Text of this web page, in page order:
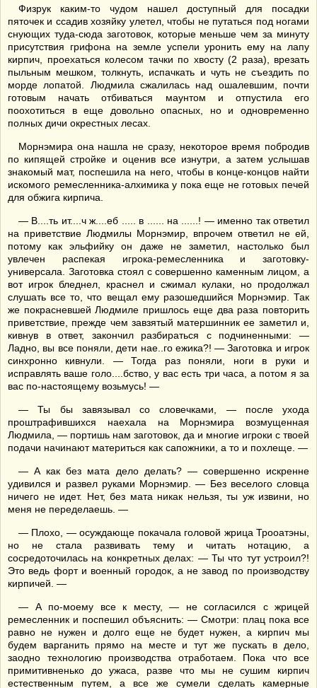
Физрук каким-то чудом нашел доступный для посадки
пяточек и ссадив хозяйку улетел, чтобы не путаться под ногами
снующих туда-сюда заготовок, которые меньше чем за минуту
присутствия грифона на земле успели уронить ему на лапу
кирпич, проехаться колесом тачки по хвосту (2 раза), врезать
пыльным мешком, толкнуть, испачкать и чуть не съездить по
морде лопатой. Людмила сжалилась над ошалевшим, почти
готовым начать отбиваться маунтом и отпустила его
поохотиться в еще довольно опасных, но и одновременно
полных дичи окрестных лесах.
Морнэмира она нашла не сразу, некоторое время побродив
по кипящей стройке и оценив все изнутри, а затем услышав
знакомый мат, поспешила на него, чтобы в конце-концов найти
искомого ремесленника-алхимика у пока еще не готовых печей
для обжига кирпича.
— В....ть ит....ч ж....еб ..... в ...... на ......! — именно так ответил
на приветствие Людмилы Морнэмир, впрочем ответил не ей,
потому как эльфийку он даже не заметил, настолько был
увлечен распекая игрока-ремесленника и заготовку-
универсала. Заготовка стоял с совершенно каменным лицом, а
вот игрок бледнел, краснел и сжимал кулаки, но продолжал
слушать все то, что вещал ему разошедшийся Морнэмир. Так
же покрасневшей Людмиле пришлось еще два раза повторить
приветствие, прежде чем завзятый матершинник ее заметил и,
кивнув в ответ, закончил разбираться с подчиненными: —
Ладно, вы все поняли, дети нае..го ежика?! — Заготовка и игрок
синхронно кивнули. — Тогда раз поняли, ноги в руки и
исправлять ваше голо....бство, у вас есть три часа, а потом я за
вас по-настоящему возьмусь! —
— Ты бы завязывал со словечками, — после ухода
проштрафившихся наехала на Морнэмира возмущенная
Людмила, — портишь нам заготовок, да и многие игроки с твоей
подачи начинают материться как сапожники, а то и похлеще. —
— А как без мата дело делать? — совершенно искренне
удивился и развел руками Морнэмир. — Без веселого словца
ничего не идет. Нет, без мата никак нельзя, ты уж извини, но
меня не переделаешь. —
— Плохо, — осуждающе покачала головой жрица Трооатэны,
но не стала развивать тему и читать нотацию, а
сосредоточилась на конкретных делах: — Ты что тут устроил?!
Это ведь форт и военный городок, а не завод по производству
кирпичей. —
— А по-моему все к месту, — не согласился с жрицей
ремесленник и поспешил объяснить: — Смотри: плац пока все
равно не нужен и долго еще не будет нужен, а кирпич мы
будем варганить прямо на месте и тут же пускать в дело,
заодно технологию производства отработаем. Пока что все
примитивненько до ужаса, разве что мы не сушим кирпич
естественным путем, а все же сумели сделать камерные